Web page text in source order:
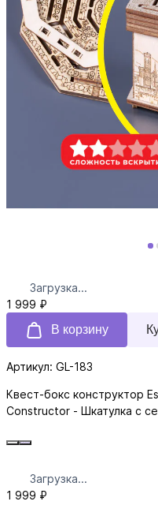
Загрузка...
1 999 ₽
В корзину
Артикул: GL-183
Квест-бокс конструктор
Constructor - Шкатулка с
Загрузка...
1 999 ₽